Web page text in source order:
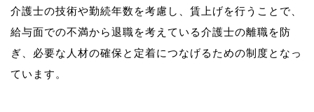
介護士の技術や勤続年数を考慮し、賃上げを行うことで、
給与面での不満から退職を考えている介護士の離職を防
ぎ、必要な人材の確保と定着につなげるための制度となっ
ています。